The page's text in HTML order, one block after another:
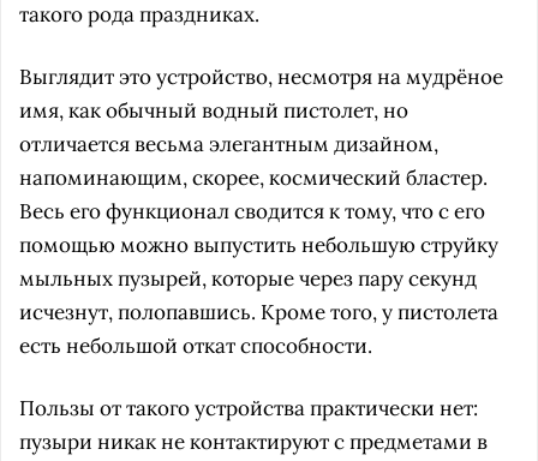
такого рода праздниках.
Выглядит это устройство, несмотря на мудрёное
имя, как обычный водный пистолет, но
отличается весьма элегантным дизайном,
напоминающим, скорее, космический бластер.
Весь его функционал сводится к тому, что с его
помощью можно выпустить небольшую струйку
мыльных пузырей, которые через пару секунд
исчезнут, полопавшись. Кроме того, у пистолета
есть небольшой откат способности.
Пользы от такого устройства практически нет:
пузыри никак не контактируют с предметами в